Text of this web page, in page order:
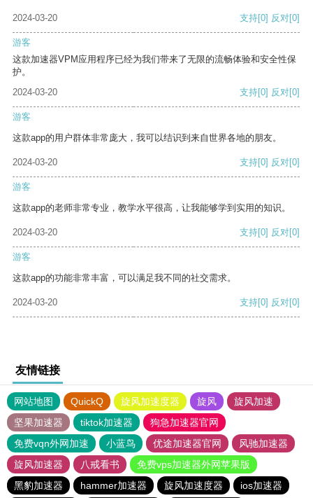
2024-03-20 支持[0] 反对[0]
游客
这款加速器VPM应用程序已经为我们带来了无限的流畅体验和安全性保
护。
2024-03-20
支持[0] 反对[0]
游客
这款app的用户群体非常庞大，我可以结识到来自世界各地的朋友。
2024-03-20 支持[0] 反对[0]
游客
这款app的老师非常专业，教学水平很高，让我能够学到实用的知识。
2024-03-20 支持[0] 反对[0]
游客
这款app的功能非常丰富，可以满足我不同的社交需求。
2024-03-20 支持[0] 反对[0]
友情链接
网站地图 QuickQ 旋风加速度器 旋风
旋风加速
坚果加速器
tiktok加速器
狗急加速器官网
免费vqn外网加速
小蓝鸟 优途加速器官网
风驰加速器
旋风加速器
八戒看书
免费vps加速器外网苹果版
黑豹加速器
hammer加速器 旋风加速度器 ios加速器